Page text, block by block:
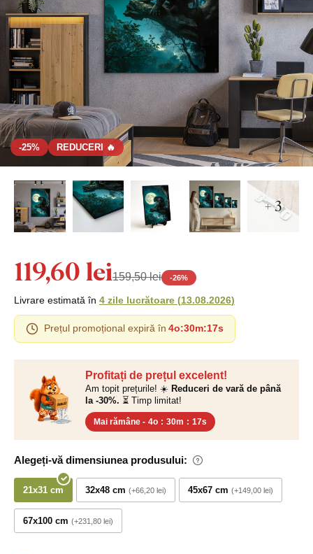
-25% REDUCERI 🔥
+ 3
Profitați de prețul excelent!
Am topit prețurile! ☀️ Reduceri de vară de până
la -30%. ⏳ Timp limitat!
Mai rămâne - 4o : 30m : 16s
Alegeți-vă dimensiunea produsului:
21x31 cm 32x48 cm +66,20 lei 45x67 cm +149,00 lei
67x100 cm +231,80 lei
119,60 lei159,50 lei -26%
Livrare estimată în 4 zile lucrătoare (13.08.2026)
Prețul promoțional expiră în 4o:30m:16s